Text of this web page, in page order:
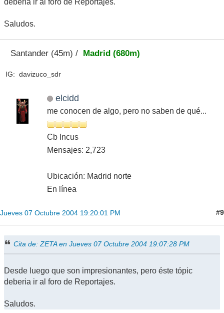
deberia ir al foro de Reportajes.
Saludos.
Santander (45m) / Madrid (680m)
IG: davizuco_sdr
elcidd
me conocen de algo, pero no saben de qué...
Cb Incus
Mensajes: 2,723
Ubicación: Madrid norte
En línea
Jueves 07 Octubre 2004 19:20:01 PM #9
Cita de: ZETA en Jueves 07 Octubre 2004 19:07:28 PM
Desde luego que son impresionantes, pero éste tópic
deberia ir al foro de Reportajes.
Saludos.